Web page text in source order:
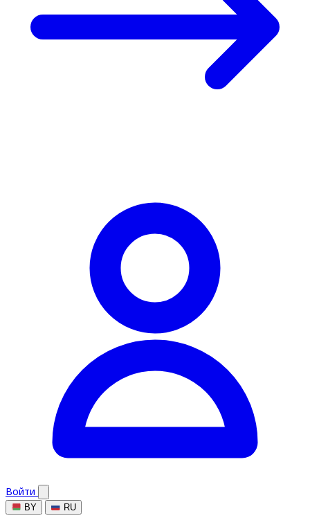
Войти
BY RU